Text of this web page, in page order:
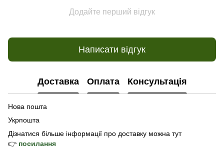
Додайте перший відгук
Написати відгук
Доставка Оплата Консультація
Нова пошта
Укрпошта
Дізнатися більше інформації про доставку можна тут
👉 посилання